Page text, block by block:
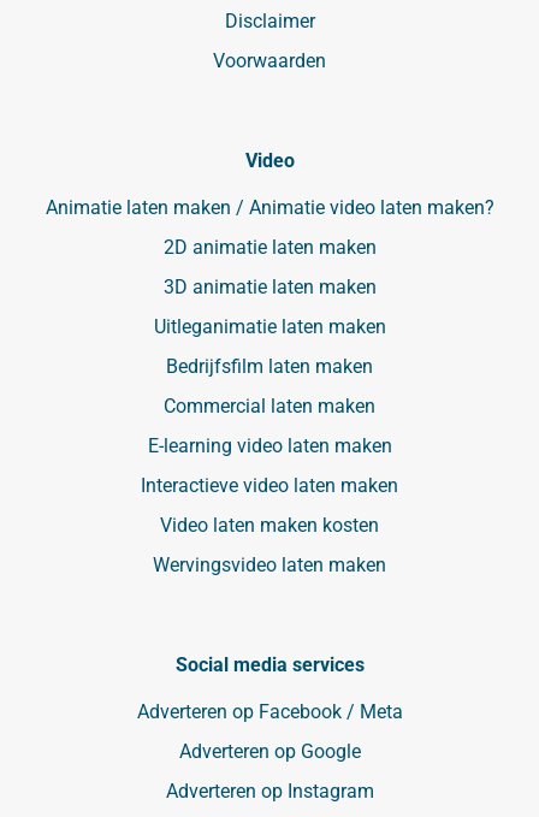
Disclaimer
Voorwaarden
Video
Animatie laten maken / Animatie video laten maken?
2D animatie laten maken
3D animatie laten maken
Uitleganimatie laten maken
Bedrijfsfilm laten maken
Commercial laten maken
E-learning video laten maken
Interactieve video laten maken
Video laten maken kosten
Wervingsvideo laten maken
Social media services
Adverteren op Facebook / Meta
Adverteren op Google
Adverteren op Instagram